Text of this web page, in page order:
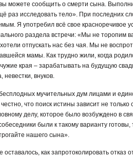
можете сообщить о смерти сына.
раз исследовать тело». При последних
Я употребил всё свое красноречивое
раздела встречи: «Мы не торопим
отпускать нас без чая. Мы не
мамы. Как трудно жили, когда
края – зарабатывать на будущую
внуков.
мучительных дум лицами и
что поиск истины зависит не
делу, которое было возбуждено в
были к такому варианту готовы,
нашего сына».
как запротоколировать отказ